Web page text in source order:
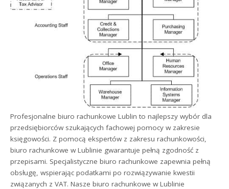
Profesjonalne biuro rachunkowe Lublin to najlepszy wybór dla
przedsiębiorców szukających fachowej pomocy w zakresie
księgowości. Z pomocą ekspertów z zakresu rachunkowości,
biuro rachunkowe w Lublinie gwarantuje pełną zgodność z
przepisami. Specjalistyczne biuro rachunkowe zapewnia pełną
obsługę, wspierając podatkami po rozwiązywanie kwestii
związanych z VAT. Nasze biuro rachunkowe w Lublinie